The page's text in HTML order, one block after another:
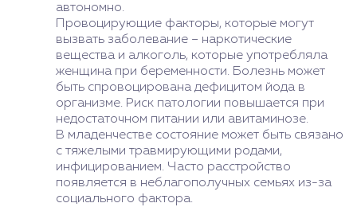
автономно.
Провоцирующие факторы, которые могут
вызвать заболевание – наркотические
вещества и алкоголь, которые употребляла
женщина при беременности. Болезнь может
быть спровоцирована дефицитом йода в
организме. Риск патологии повышается при
недостаточном питании или авитаминозе.
В младенчестве состояние может быть связано
с тяжелыми травмирующими родами,
инфицированием. Часто расстройство
появляется в неблагополучных семьях из-за
социального фактора.